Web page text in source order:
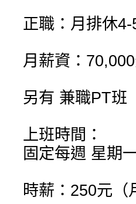
正職：月排休
月薪資：
另有 兼職PT班
上班時間：
固定每週 星期
時薪：250元（